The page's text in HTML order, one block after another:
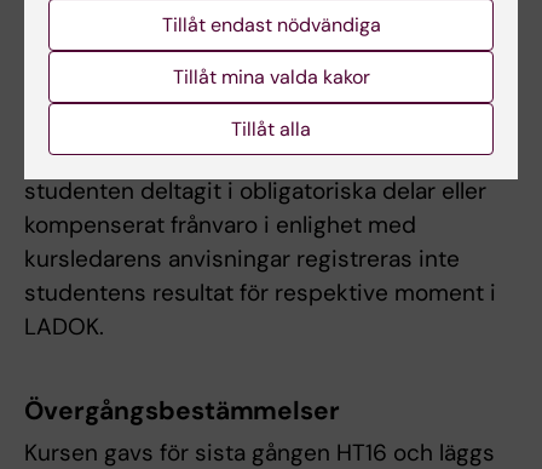
Obligatoriskt deltagande
Alla praktiska demonstrationer, studiebesök,
och gruppuppgifter inklusive presentationer
är obligatoriska. Kursledaren bedömer om och
i så fall hur frånvaro kan kompenseras. Innan
studenten deltagit i obligatoriska delar eller
kompenserat frånvaro i enlighet med
kursledarens anvisningar registreras inte
studentens resultat för respektive moment i
LADOK.
Övergångsbestämmelser
Kursen gavs för sista gången HT16 och läggs
Tillåt endast nödvändiga
Tillåt mina valda kakor
Tillåt alla